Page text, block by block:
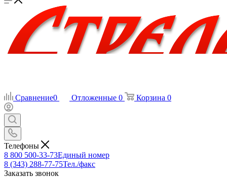
Сравнение0 Отложенные 0 Корзина 0
Телефоны
8 800 500-33-73Единый номер
8 (343) 288-77-75Тел./факс
Заказать звонок